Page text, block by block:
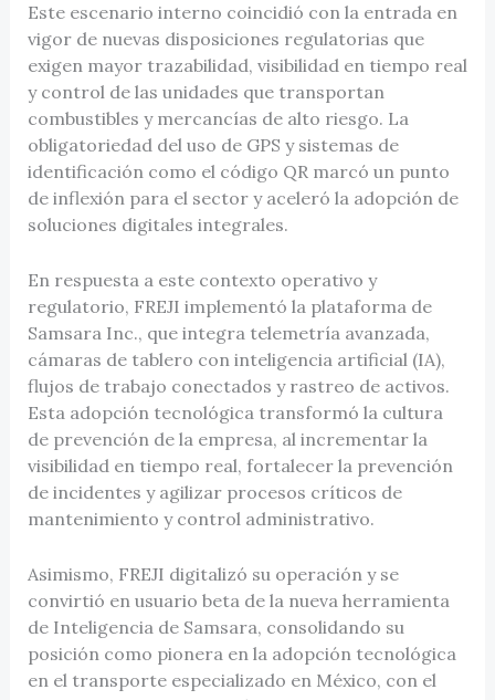
Este escenario interno coincidió con la entrada en
vigor de nuevas disposiciones regulatorias que
exigen mayor trazabilidad, visibilidad en tiempo real
y control de las unidades que transportan
combustibles y mercancías de alto riesgo. La
obligatoriedad del uso de GPS y sistemas de
identificación como el código QR marcó un punto
de inflexión para el sector y aceleró la adopción de
soluciones digitales integrales.
En respuesta a este contexto operativo y
regulatorio, FREJI implementó la plataforma de
Samsara Inc., que integra telemetría avanzada,
cámaras de tablero con inteligencia artificial (IA),
flujos de trabajo conectados y rastreo de activos.
Esta adopción tecnológica transformó la cultura
de prevención de la empresa, al incrementar la
visibilidad en tiempo real, fortalecer la prevención
de incidentes y agilizar procesos críticos de
mantenimiento y control administrativo.
Asimismo, FREJI digitalizó su operación y se
convirtió en usuario beta de la nueva herramienta
de Inteligencia de Samsara, consolidando su
posición como pionera en la adopción tecnológica
en el transporte especializado en México, con el